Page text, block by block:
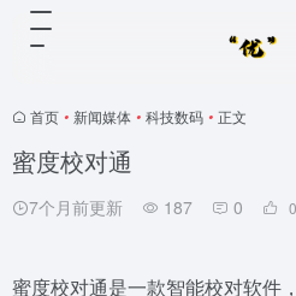
首页 • 新闻媒体 • 科技数码 • 正文
蜜度校对通
7个月前更新 187 0 0
蜜度校对通是一款智能校对软件